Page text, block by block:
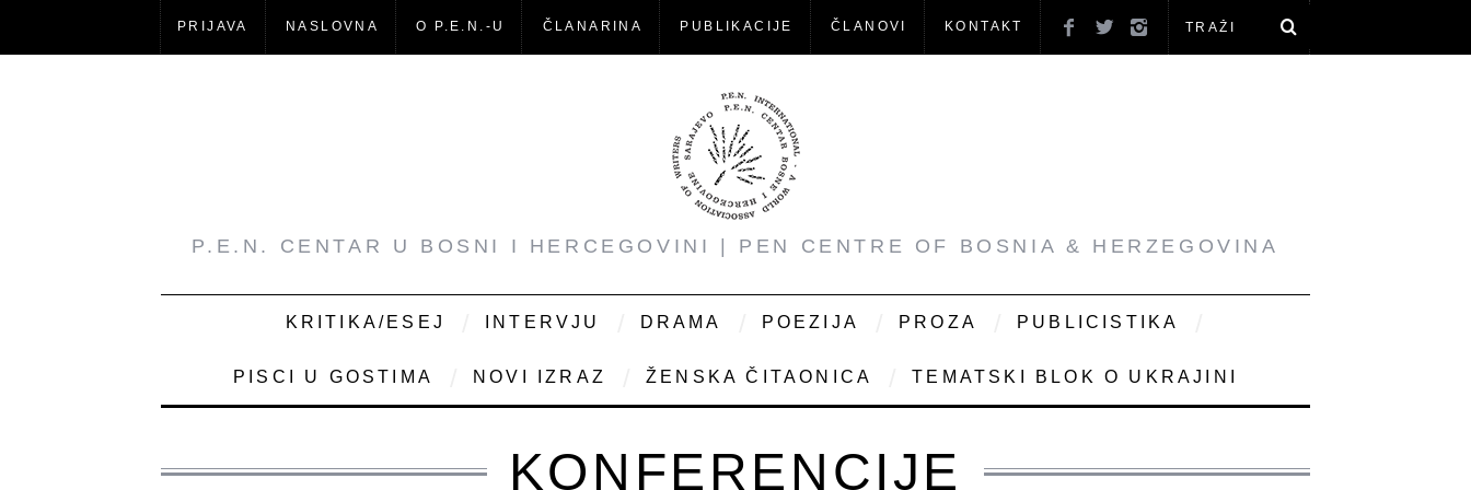
PRIJAVA NASLOVNA O P.E.N.-U ČLANARINA PUBLIKACIJE ČLANOVI KONTAKT
P.E.N. CENTAR U BOSNI I HERCEGOVINI | PEN CENTRE OF BOSNIA & HERZEGOVINA
KRITIKA/ESEJ INTERVJU DRAMA POEZIJA PROZA PUBLICISTIKA
PISCI U GOSTIMA NOVI IZRAZ ŽENSKA ČITAONICA TEMATSKI BLOK O UKRAJINI
KONFERENCIJE